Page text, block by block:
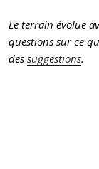
Le terrain évolue
questions sur ce
des suggestions.